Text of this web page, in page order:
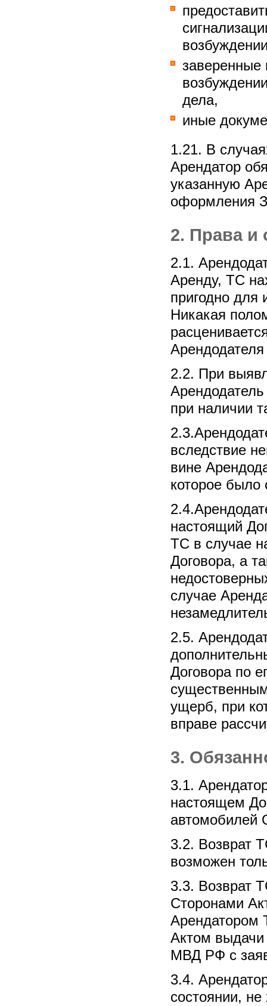
заверенные
дела,
иные
1.21. В
Арендатор
указанную
оформления
2. Права и
2.1.
Аренду, ТС
пригодно для
Никакая
2.2. При
при наличии
вследствие
вине
которое
настоящий
ТС в случае
Договора, а
случае
2.5.
Договора по
ущерб, при
вправе
3.
3.1.
настоящем
автомобилей
3.2. Возврат
возможен
3.3. Возврат
Сторонами
Арендатором
Актом выдачи
МВД РФ с
3.4.
состоянии,